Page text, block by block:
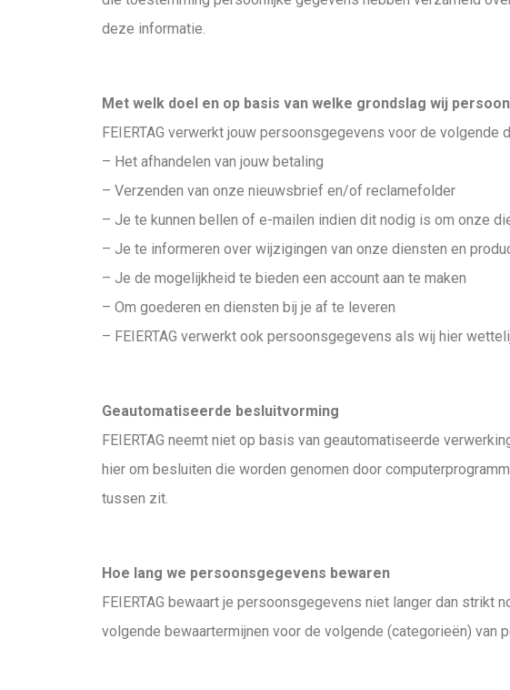
deze informatie.
Met welk doel en op basis van welke grondslag wij
FEIERTAG verwerkt jouw persoonsgegevens voor de volgende
– Het afhandelen van jouw betaling
– Verzenden van onze nieuwsbrief en/of reclamefolder
– Je te kunnen bellen of e-mailen indien dit nodig is om onze
– Je te informeren over wijzigingen van onze diensten en
– Je de mogelijkheid te bieden een account aan te maken
– Om goederen en diensten bij je af te leveren
– FEIERTAG verwerkt ook persoonsgegevens als wij hier
Geautomatiseerde besluitvorming
FEIERTAG neemt niet op basis van geautomatiseerde
hier om besluiten die worden genomen door
tussen zit.
Hoe lang we persoonsgegevens bewaren
FEIERTAG bewaart je persoonsgegevens niet langer dan
volgende bewaartermijnen voor de volgende (categorieën) van